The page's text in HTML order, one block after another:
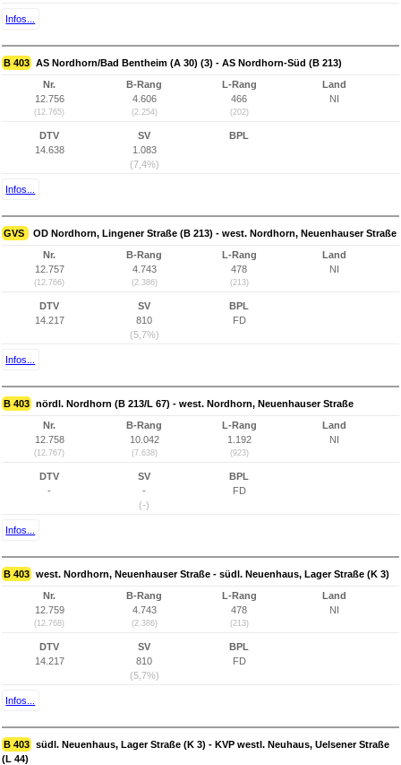
Infos...
B 403 AS Nordhorn/Bad Bentheim (A 30) (3) - AS Nordhorn-Süd (B 213)
Nr.
12.756
(12.765)
B-Rang
4.606
(2.254)
L-Rang
466
(202)
Land
NI
DTV
14.638
SV
1.083
(7,4%)
BPL
Infos...
GVS OD Nordhorn, Lingener Straße (B 213) - west. Nordhorn, Neuenhauser Straße
Nr.
12.757
(12.766)
B-Rang
4.743
(2.386)
L-Rang
478
(213)
Land
NI
DTV
14.217
SV
810
(5,7%)
BPL
FD
Infos...
B 403 nördl. Nordhorn (B 213/L 67) - west. Nordhorn, Neuenhauser Straße
Nr.
12.758
(12.767)
B-Rang
10.042
(7.638)
L-Rang
1.192
(923)
Land
NI
DTV
-
SV
-
(-)
BPL
FD
Infos...
B 403 west. Nordhorn, Neuenhauser Straße - südl. Neuenhaus, Lager Straße (K 3)
Nr.
12.759
(12.768)
B-Rang
4.743
(2.386)
L-Rang
478
(213)
Land
NI
DTV
14.217
SV
810
(5,7%)
BPL
FD
Infos...
B 403 südl. Neuenhaus, Lager Straße (K 3) - KVP westl. Neuhaus, Uelsener Straße
(L 44)